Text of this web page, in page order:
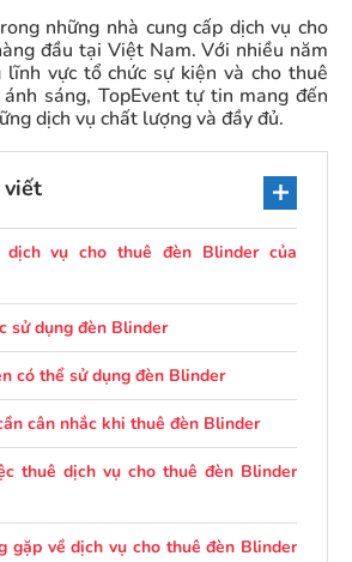
những nhà cung cấp dịch vụ cho
đầu tại Việt Nam. Với nhiều năm
vực tổ chức sự kiện và cho thuê
sáng, TopEvent tự tin mang đến
dịch vụ chất lượng và đầy đủ.
viết
vụ cho thuê đèn Blinder của
sử dụng đèn Blinder
có thể sử dụng đèn Blinder
cân nhắc khi thuê đèn Blinder
thuê dịch vụ cho thuê đèn Blinder
gặp về dịch vụ cho thuê đèn Blinder